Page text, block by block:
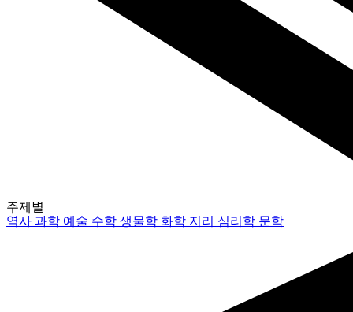
주제별
역사과학 예술 수학생물학 화학 지리 심리학 문학